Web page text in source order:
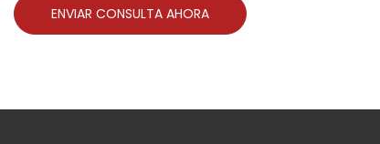
ENVIAR CONSULTA AHORA